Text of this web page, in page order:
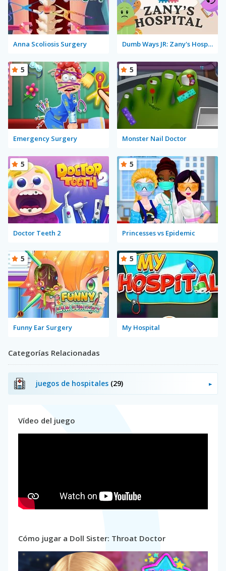
Anna Scoliosis Surgery Dumb Ways JR: Zany's Hospital
Emergency Surgery
5
Monster Nail Doctor
5
Doctor Teeth 2
5
Princesses vs Epidemic
5
Funny Ear Surgery
5
My Hospital
5
Categorías Relacionadas
juegos de hospitales (29)
Vídeo del juego
Cómo jugar a Doll Sister: Throat Doctor